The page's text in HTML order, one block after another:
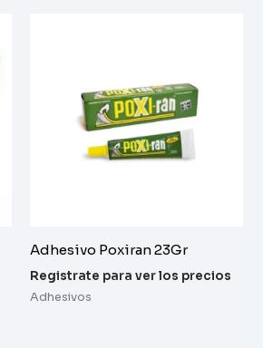
Adhesivo Poxiran 23Gr
Registrate para ver los precios
Adhesivos